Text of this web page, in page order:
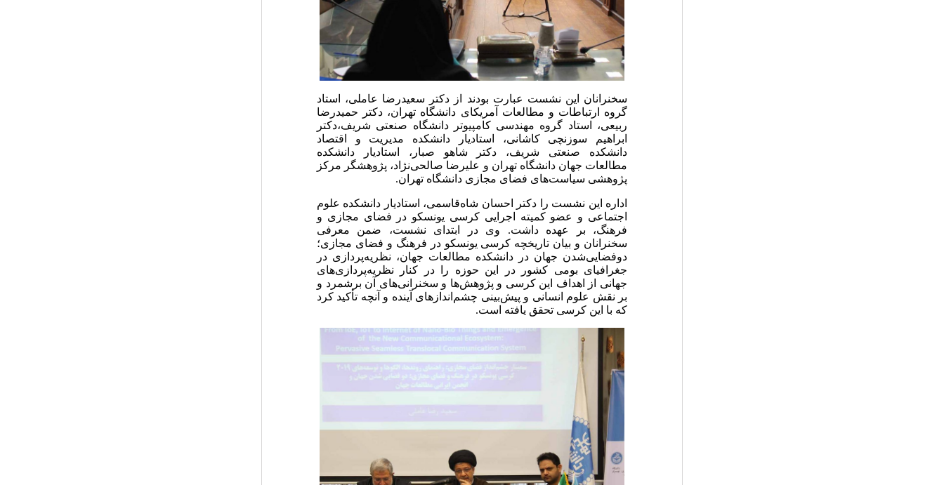
سخنرانان این نشست عبارت بودند از دکتر سعیدرضا عاملی، استاد
گروه ارتباطات و مطالعات آمریکای دانشگاه تهران، دکتر حمیدرضا
ربیعی، استاد گروه مهندسی کامپیوتر دانشگاه صنعتی شریف،دکتر
ابراهیم سوزنچی کاشانی، استادیار دانشکده مدیریت و اقتصاد
دانشکده صنعتی شریف، دکتر شاهو صبار، استادیار دانشکده
مطالعات جهان دانشگاه تهران و علیرضا صالحی‌نژاد، پژوهشگر مرکز
پژوهشی سیاست‌های فضای مجازی دانشگاه تهران.
اداره این نشست را دکتر احسان شاه‌قاسمی، استادیار دانشکده علوم
اجتماعی و عضو کمیته اجرایی کرسی یونسکو در فضای مجازی و
فرهنگ، بر عهده داشت. وی در ابتدای نشست، ضمن معرفی
سخنرانان و بیان تاریخچه کرسی یونسکو در فرهنگ و فضای مجازی؛
دوفضایی‌شدن جهان در دانشکده مطالعات جهان، نظریه‌پردازی در
جغرافیای بومی کشور در این حوزه را در کنار نظریه‌پردازی‌های
جهانی از اهداف این کرسی و پژوهش‌ها و سخنرانی‌های آن برشمرد و
بر نقش علوم انسانی و پیش‌بینی چشم‌اندازهای آینده و آنچه تأکید کرد
که با این کرسی تحقق یافته است.